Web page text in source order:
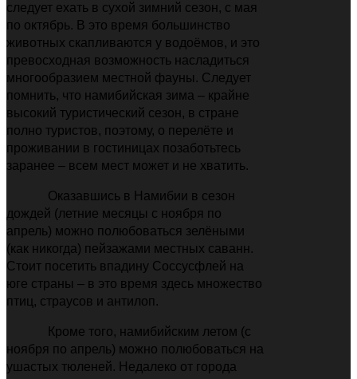
следует ехать в сухой зимний сезон, с мая
по октябрь. В это время большинство
животных скапливаются у водоёмов, и это
превосходная возможность насладиться
многообразием местной фауны. Следует
помнить, что намибийская зима – крайне
высокий туристический сезон, в стране
полно туристов, поэтому, о перелёте и
проживании в гостиницах позаботьтесь
заранее – всем мест может и не хватить.
Оказавшись в Намибии в сезон
дождей (летние месяцы с ноября по
апрель) можно полюбоваться зелёными
(как никогда) пейзажами местных саванн.
Стоит посетить впадину Соссусфлей на
юге страны – в это время здесь множество
птиц, страусов и антилоп.
Кроме того, намибийским летом (с
ноября по апрель) можно полюбоваться на
ушастых тюленей. Недалеко от города